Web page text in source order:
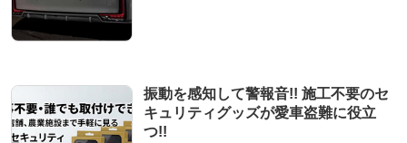
振動を感知して警報音!! 施工不要のセ
キュリティグッズが愛車盗難に役立
つ!!